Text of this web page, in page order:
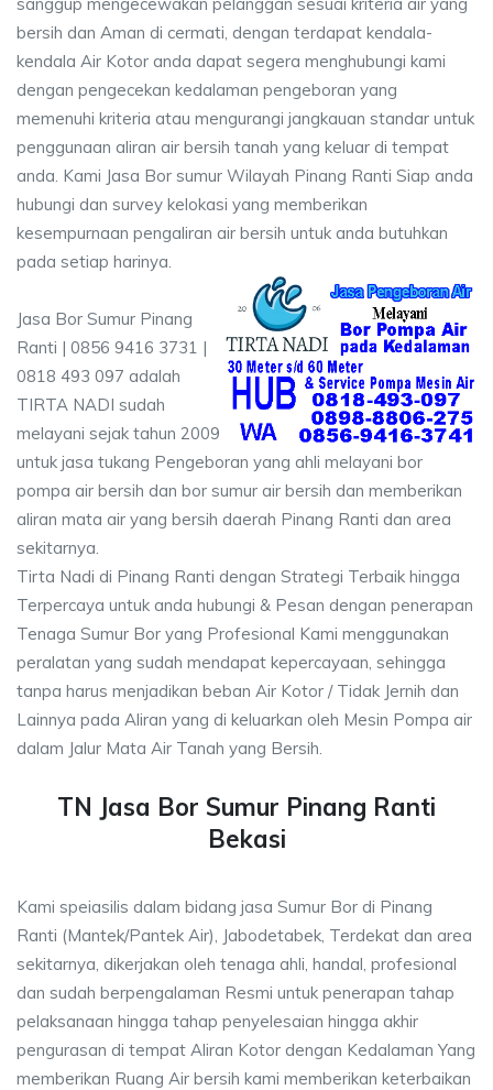
bersih dan Aman di cermati, dengan terdapat kendala-
kendala Air Kotor anda dapat segera menghubungi kami
dengan pengecekan kedalaman pengeboran yang
memenuhi kriteria atau mengurangi jangkauan standar untuk
penggunaan aliran air bersih tanah yang keluar di tempat
anda. Kami Jasa Bor sumur Wilayah Pinang Ranti Siap anda
hubungi dan survey kelokasi yang memberikan
kesempurnaan pengaliran air bersih untuk anda butuhkan
pada setiap harinya.
Jasa Bor Sumur Pinang
Ranti | 0856 9416 3731 |
0818 493 097 adalah
TIRTA NADI sudah
melayani sejak tahun 2009
untuk jasa tukang Pengeboran yang ahli melayani bor
pompa air bersih dan bor sumur air bersih dan memberikan
aliran mata air yang bersih daerah Pinang Ranti dan area
sekitarnya.
Tirta Nadi di Pinang Ranti dengan Strategi Terbaik hingga
Terpercaya untuk anda hubungi & Pesan dengan penerapan
Tenaga Sumur Bor yang Profesional Kami menggunakan
peralatan yang sudah mendapat kepercayaan, sehingga
tanpa harus menjadikan beban Air Kotor / Tidak Jernih dan
Lainnya pada Aliran yang di keluarkan oleh Mesin Pompa air
dalam Jalur Mata Air Tanah yang Bersih.
TN Jasa Bor Sumur Pinang Ranti
Bekasi
Kami speiasilis dalam bidang jasa Sumur Bor di Pinang
Ranti (Mantek/Pantek Air), Jabodetabek, Terdekat dan area
sekitarnya, dikerjakan oleh tenaga ahli, handal, profesional
dan sudah berpengalaman Resmi untuk penerapan tahap
pelaksanaan hingga tahap penyelesaian hingga akhir
pengurasan di tempat Aliran Kotor dengan Kedalaman Yang
memberikan Ruang Air bersih kami memberikan keterbaikan